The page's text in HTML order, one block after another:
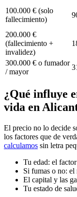
100.000 € (solo
fallecimiento)
200.000 €
(fallecimiento +
invalidez)
300.000 € o fumador
/ mayor
¿Qué influye
vida en
El precio no lo decide
los factores que de
calculamos sin letra
Tu edad: el
Si fumas o no: el
El capital y las
Tu estado de